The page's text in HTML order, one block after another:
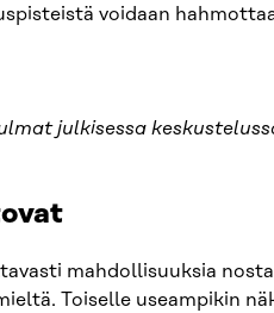
voidaan
julkisessa
mahdollisuuksia
Toiselle useampikin